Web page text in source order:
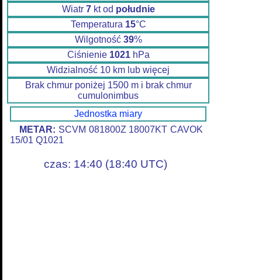
Wiatr 7kt od południe
Temperatura 15°C
Wilgotność 39%
Ciśnienie 1021hPa
Widzialność 10 km lub więcej
Brak chmur poniżej 1500 m i brak chmur
cumulonimbus
Jednostka miary
METAR: SCVM 081800Z 18007KT CAVOK
15/01 Q1021
czas: 14:40 (18:40 UTC)